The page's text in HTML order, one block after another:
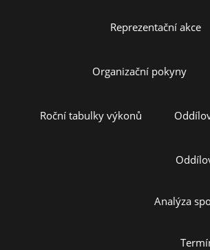
Reprezentační akce
Organizační pokyny
Roční tabulky výkonů
Analýza